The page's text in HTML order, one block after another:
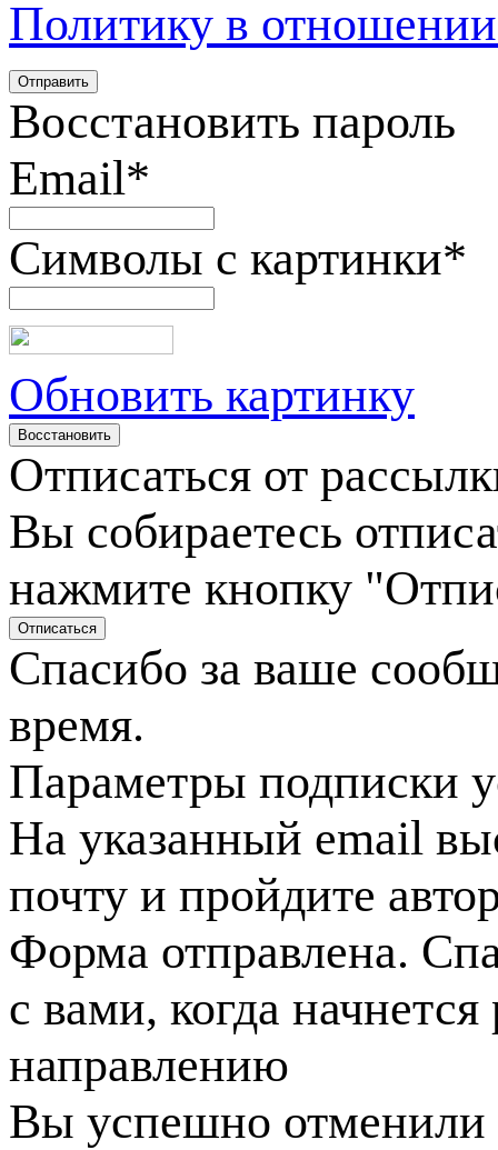
Политику в
Восстановить пароль
Email*
Символы с картинки*
Обновить картинку
Отписаться от
Вы собираетесь
нажмите кнопку
Спасибо за ваше
время.
Параметры подписки
На указанный email
почту и пройдите
Форма отправлена.
с вами, когда
направлению
Вы успешно отменили